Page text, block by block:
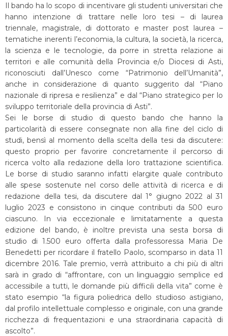
Il bando ha lo scopo di incentivare gli studenti universitari che
hanno intenzione di trattare nelle loro tesi – di laurea
triennale, magistrale, di dottorato e master post laurea –
tematiche inerenti l’economia, la cultura, la società, la ricerca,
la scienza e le tecnologie, da porre in stretta relazione ai
territori e alle comunità della Provincia e/o Diocesi di Asti,
riconosciuti dall’Unesco come “Patrimonio dell’Umanità”,
anche in considerazione di quanto suggerito dal “Piano
nazionale di ripresa e resilienza” e dal “Piano strategico per lo
sviluppo territoriale della provincia di Asti”.
Sei le borse di studio di questo bando che hanno la
particolarità di essere consegnate non alla fine del ciclo di
studi, bensì al momento della scelta della tesi da discutere:
questo proprio per favorire concretamente il percorso di
ricerca volto alla redazione della loro trattazione scientifica.
Le borse di studio saranno infatti elargite quale contributo
alle spese sostenute nel corso delle attività di ricerca e di
redazione della tesi, da discutere dal 1° giugno 2022 al 31
luglio 2023 e consistono in cinque contributi da 500 euro
ciascuno. In via eccezionale e limitatamente a questa
edizione del bando, è inoltre prevista una sesta borsa di
studio di 1.500 euro offerta dalla professoressa Maria De
Benedetti per ricordare il fratello Paolo, scomparso in data 11
dicembre 2016. Tale premio, verrà attribuito a chi più di altri
sarà in grado di “affrontare, con un linguaggio semplice ed
accessibile a tutti, le domande più difficili della vita” come è
stato esempio “la figura poliedrica dello studioso astigiano,
dal profilo intellettuale complesso e originale, con una grande
ricchezza di frequentazioni e una straordinaria capacità di
ascolto”.